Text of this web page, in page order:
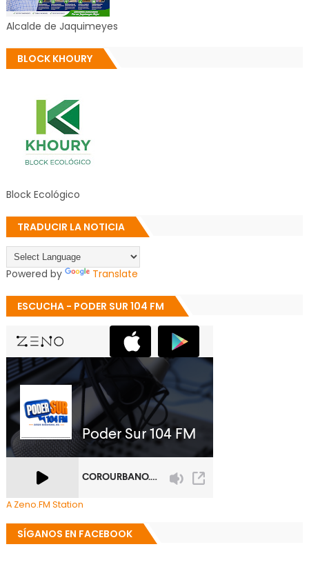
Alcalde de Jaquimeyes
BLOCK KHOURY
Block Ecológico
TRADUCIR LA NOTICIA
Powered by Translate
ESCUCHA - PODER SUR 104 FM
A Zeno.FM Station
SÍGANOS EN FACEBOOK